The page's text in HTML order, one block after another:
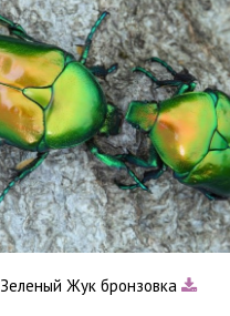
Зеленый Жук бронзовка